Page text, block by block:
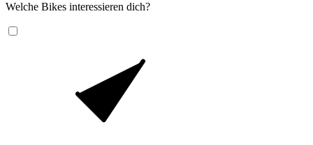
Welche Bikes interessieren dich?